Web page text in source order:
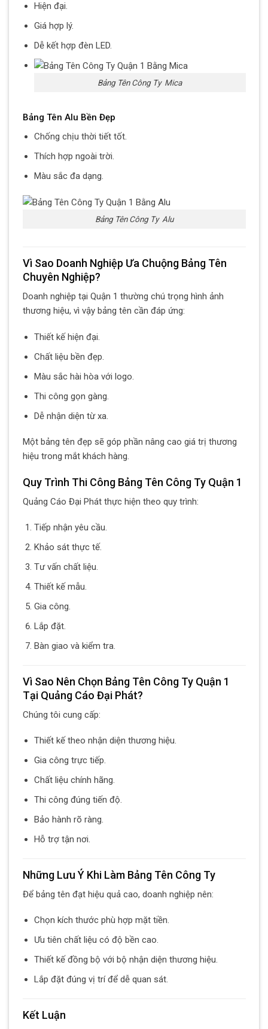
Hiện đại.
Giá hợp lý.
Dễ kết hợp đèn LED.
Bảng Tên Công Ty Mica
Bảng Tên Alu Bền Đẹp
Chống chịu thời tiết tốt.
Thích hợp ngoài trời.
Màu sắc đa dạng.
Bảng Tên Công Ty Alu
Vì Sao Doanh Nghiệp Ưa Chuộng Bảng Tên
Chuyên Nghiệp?
Doanh nghiệp tại Quận 1 thường chú trọng hình ảnh
thương hiệu, vì vậy bảng tên cần đáp ứng:
Thiết kế hiện đại.
Chất liệu bền đẹp.
Màu sắc hài hòa với logo.
Thi công gọn gàng.
Dễ nhận diện từ xa.
Một bảng tên đẹp sẽ góp phần nâng cao giá trị thương
hiệu trong mắt khách hàng.
Quy Trình Thi Công Bảng Tên Công Ty Quận 1
Quảng Cáo Đại Phát thực hiện theo quy trình:
Tiếp nhận yêu cầu.
Khảo sát thực tế.
Tư vấn chất liệu.
Thiết kế mẫu.
Gia công.
Lắp đặt.
Bàn giao và kiểm tra.
Vì Sao Nên Chọn Bảng Tên Công Ty Quận 1
Tại Quảng Cáo Đại Phát?
Chúng tôi cung cấp:
Thiết kế theo nhận diện thương hiệu.
Gia công trực tiếp.
Chất liệu chính hãng.
Thi công đúng tiến độ.
Bảo hành rõ ràng.
Hỗ trợ tận nơi.
Những Lưu Ý Khi Làm Bảng Tên Công Ty
Để bảng tên đạt hiệu quả cao, doanh nghiệp nên:
Chọn kích thước phù hợp mặt tiền.
Ưu tiên chất liệu có độ bền cao.
Thiết kế đồng bộ với bộ nhận diện thương hiệu.
Lắp đặt đúng vị trí để dễ quan sát.
Kết Luận